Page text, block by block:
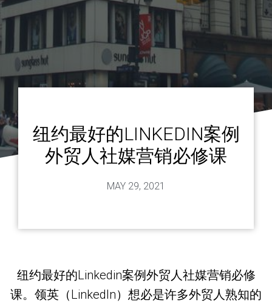
纽约最好的LINKEDIN案例
外贸人社媒营销必修课
MAY 29, 2021
纽约最好的Linkedin案例外贸人社媒营销必修
课。领英（LinkedIn）想必是许多外贸人熟知的